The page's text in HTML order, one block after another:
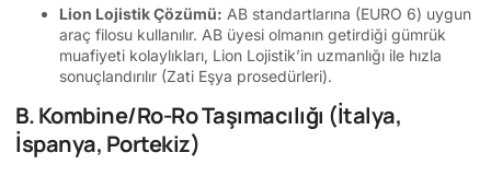
Lion Lojistik Çözümü: AB standartlarına (EURO 6) uygun
araç filosu kullanılır. AB üyesi olmanın getirdiği gümrük
muafiyeti kolaylıkları, Lion Lojistik’in uzmanlığı ile hızla
sonuçlandırılır (Zati Eşya prosedürleri).
B. Kombine/Ro-Ro Taşımacılığı (İtalya,
İspanya, Portekiz)